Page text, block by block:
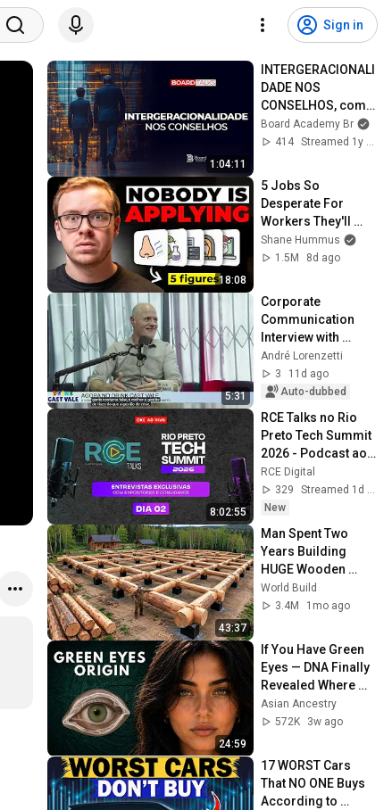
Sign in
1:04:11
INTERGERACIONALI
DADE NOS
CONSELHOS, com
Renato Almeida
Prado e Dra.
Board Academy Br
414
Streamed 1y ago
18:08
5 Jobs So
Desperate For
Workers They'll
Hire You On the
Spot
Shane Hummus
1.5M
8d ago
5:31
Corporate
Communication
Interview with
Andre Lorenzetti on
DrinkCast / City TV
Brasil by Claro
André Lorenzetti
3
11d ago
Auto-dubbed
8:02:55
RCE Talks no Rio
Preto Tech Summit
2026 - Podcast ao
vivo - Dia 2
RCE Digital
329
New
43:37
Man Spent Two
Years Building
HUGE Wooden
House for his
Family | Start to
World Build
3.4M
1mo ago
24:59
If You Have Green
Eyes — DNA Finally
Revealed Where
They Really Come
From
Asian Ancestry
572K
3w ago
17 WORST Cars
That NO ONE Buys
According to